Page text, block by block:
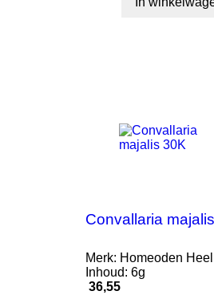
Convallaria
Merk: Homeoden Heel
Inhoud: 6g
Prijs
36,55